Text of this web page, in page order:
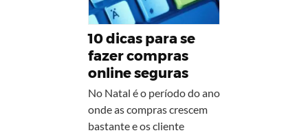
10 dicas para se
fazer compras
online seguras
No Natal é o período do ano
onde as compras crescem
bastante e os cliente